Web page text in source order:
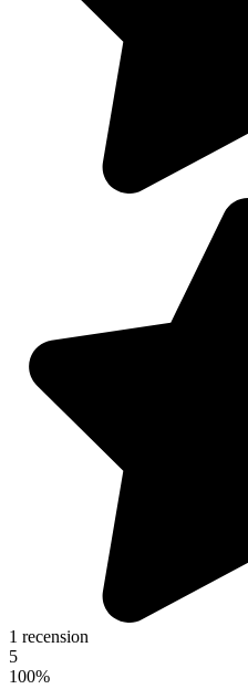
1 recension
5
100%